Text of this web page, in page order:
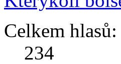
Celkem hlasů:
234